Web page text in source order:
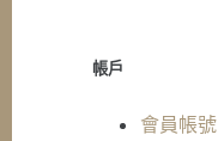
帳戶
會員帳號